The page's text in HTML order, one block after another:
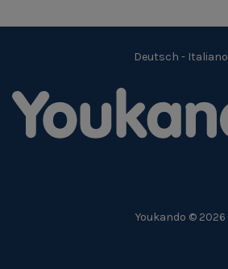
Deutsch - Italiano
Youkando © 2026